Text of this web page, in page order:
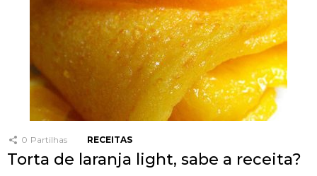
0 Partilhas RECEITAS
Torta de laranja light, sabe a receita?